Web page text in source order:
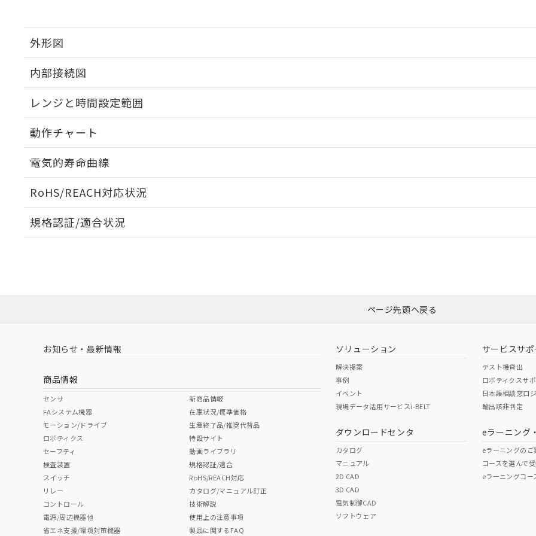
外形図
内部接続図
レンジと時間設定範囲
動作チャート
電気的寿命曲線
RoHS/REACH対応状況
EU RoHS 注意事項・凡例
ダウンロードはこちら
中国 RoHS 注意事項・凡例
中国 RoHS表
Pb Hg Cr(VI)
"対応済み"や非含有の記載がされた商品であっても、流通在庫等で未対応品が混在する可能性があります。
非含有品が必要な際は、弊社営業部門もしくは販売店へお問い合わせください。
規格認証/適合状況
（イギリス
（ノルウェー
（日本
（アメリカ
この製品の規格認証/適合
その他の認証はこちらのページからご
ページ先頭へ戻る
お知らせ・最新情報
商品情報
センサ
FAシステム機器
モーション/ドライブ
ロボティクス
セーフティ
検査装置
スイッチ
リレー
コントロール
電源/周辺機器他
省エネ支援/環境対策機器
新商品情報
在庫状況/標準価格
生産終了品/推奨代替品
特設サイト
動画ライブラリ
規格認証/適合
RoHS/REACH対応
カタログ/マニュアル訂正
技術解説
使用上の注意事項
製品に関するFAQ
ソリューション
解決提案
事例
イベント
現場データ活用サービスi-BELT
ダウンロードセンタ
カタログ
マニュアル
2D CAD
3D CAD
電気制御CAD
ソフトウェア
サービスサポ
テスト機貸出
ロボティクスサ
日本語相談窓口
輸出該非判定
eラーニング
eラーニングのご
コースを選んで
eラーニングコー